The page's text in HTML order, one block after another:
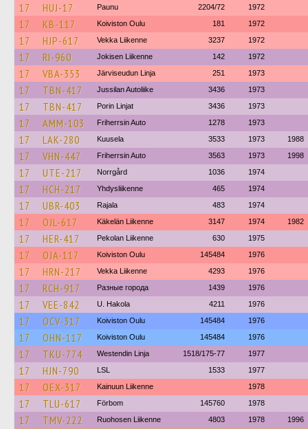
17 HUJ-17 Paunu 2204/72 1972
17 KB-117 Koiviston Oulu 181 1972
17 HJP-617 Vekka Liikenne 3237 1972
17 RI-960 Jokisen Liikenne 142 1972
17 VBA-353 Järviseudun Linja 251 1973
17 TBN-417 Jussilan Autoliike 3436 1973
17 TBN-417 Porin Linjat 3436 1973
17 AMM-103 Friherrsin Auto 1278 1973
17 LAK-280 Kuusela 3533 1973 1988
17 VHN-447 Friherrsin Auto 3563 1973 1998
17 UTE-217 Norrgård 1036 1974
17 HCH-217 Yhdysliikenne 465 1974
17 UBR-403 Rajala 483 1974
17 OJL-617 Käkelän Liikenne 3147 1974 1982
17 HER-417 Pekolan Liikenne 630 1975
17 OJA-117 Koiviston Oulu 145484 1976
17 HRN-217 Vekka Liikenne 4293 1976
17 RCH-917 Разные города 1439 1976
17 VEE-842 U. Hakola 4211 1976
17 OCV-317 Koiviston Oulu 145484 1976
17 OHN-117 Koiviston Oulu 145484 1976
17 TKU-774 Westendin Linja 1518/175-77 1977
17 HJN-790 LSL 1533 1977
17 OEX-317 Kainuun Liikenne 1978
17 TLU-617 Förbom 145760 1978
17 TMV-222 Ruohosen Liikenne 4803 1978 1996